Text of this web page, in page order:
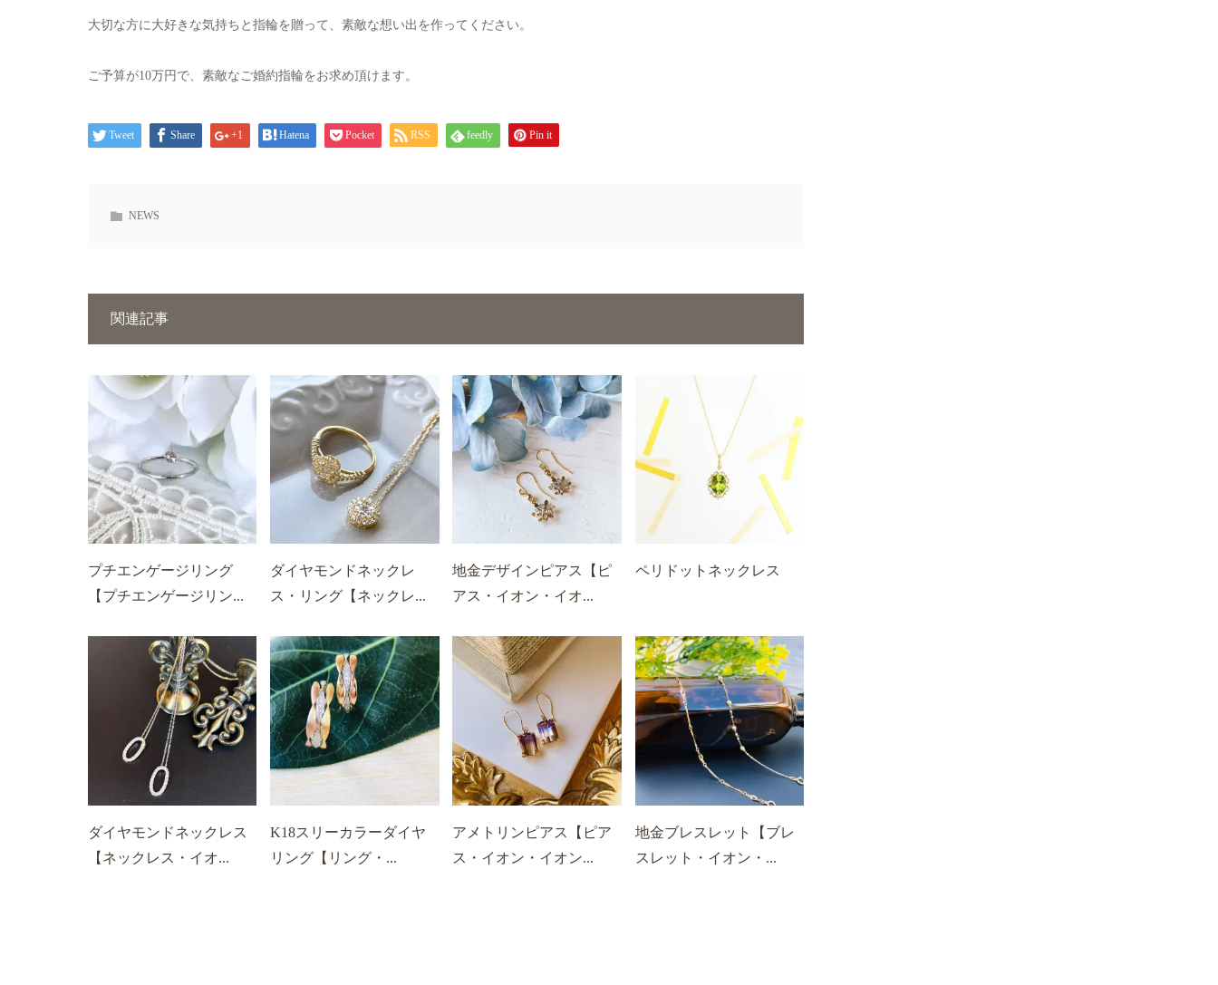
大切な方に大好きな気持ちと指輪を贈って、素敵な想い出を作ってください。
ご予算が10万円で、素敵なご婚約指輪をお求め頂けます。
Tweet Share +1 Hatena Pocket RSS feedly Pin it
NEWS
関連記事
プチエンゲージリング
【プチエンゲージリン...
ダイヤモンドネックレ
ス・リング【ネックレ...
地金デザインピアス【ピ
アス・イオン・イオ...
ペリドットネックレス
ダイヤモンドネックレス
【ネックレス・イオ...
K18スリーカラーダイヤ
リング【リング・...
アメトリンピアス【ピア
ス・イオン・イオン...
地金ブレスレット【ブレ
スレット・イオン・...